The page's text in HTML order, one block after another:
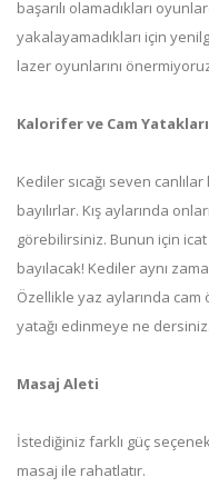
başarılı olamadıkları
yakalayamadıkları için
lazer oyunlarını
Kalorifer ve Cam Yatakları
Kediler sıcağı seven
bayılırlar. Kış aylarında
görebilirsiniz. Bunun için
bayılacak! Kediler aynı
Özellikle yaz aylarında
yatağı edinmeye ne dersiniz.
Masaj Aleti
İstediğiniz farklı güç
masaj ile rahatlatır.